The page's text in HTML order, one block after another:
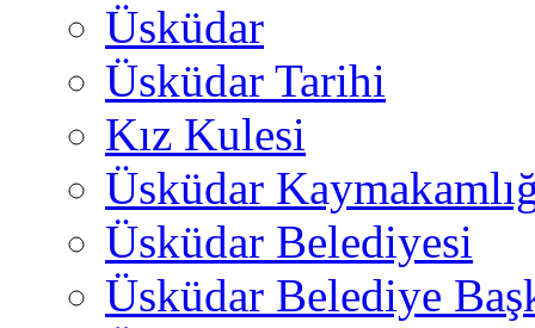
Üsküdar
Üsküdar Tarihi
Kız Kulesi
Üsküdar
Üsküdar Belediyesi
Üsküdar Belediye